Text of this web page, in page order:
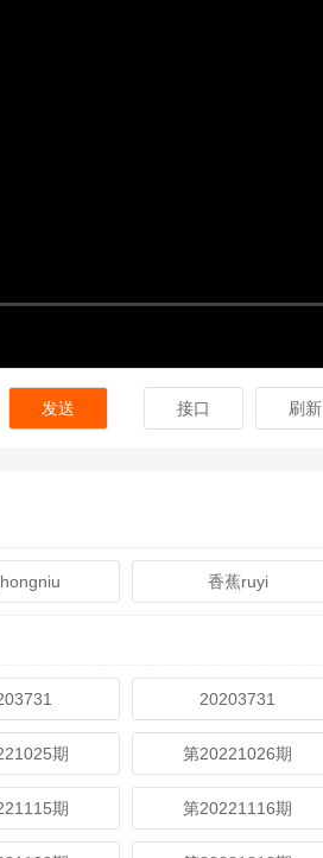
发送 接口 刷新
香蕉ruyi
20203731
期 第20221026期
期 第20221116期